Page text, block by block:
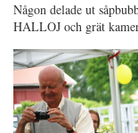
Någon delade ut
HALLOJ och grät